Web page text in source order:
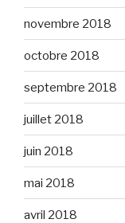
novembre 2018
octobre 2018
septembre 2018
juillet 2018
juin 2018
mai 2018
avril 2018